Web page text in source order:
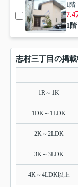
1階
7.4
1
志村三丁目の掲
1R～1K
1DK～1LDK
2K～2LDK
3K～3LDK
4K～4LDK以上